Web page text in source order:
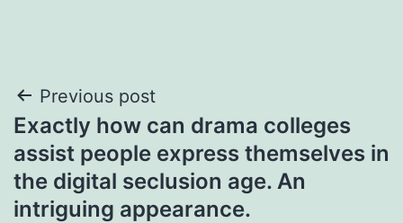
Post
navigation
Previous post
Exactly how can drama colleges
assist people express themselves in
the digital seclusion age. An
intriguing appearance.